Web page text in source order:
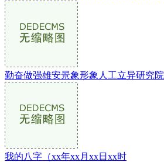
勤奋做强雄安景象形象人工立异研究院
我的八字（xx年xx月xx日xx时